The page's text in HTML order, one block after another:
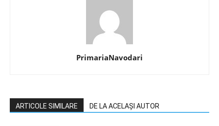
PrimariaNavodari
ARTICOLE SIMILARE DE LA ACELAȘI AUTOR